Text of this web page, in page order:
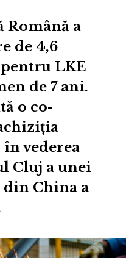
Română a
de 4,6
LKE
de 7 ani.
o co-
în vederea
Cluj a unei
China a